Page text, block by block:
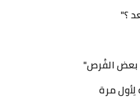
؟"
بعض الفُرص"
مرة